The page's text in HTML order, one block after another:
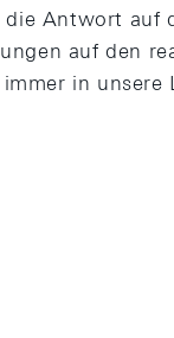
Antwort auf
auf den
in unsere